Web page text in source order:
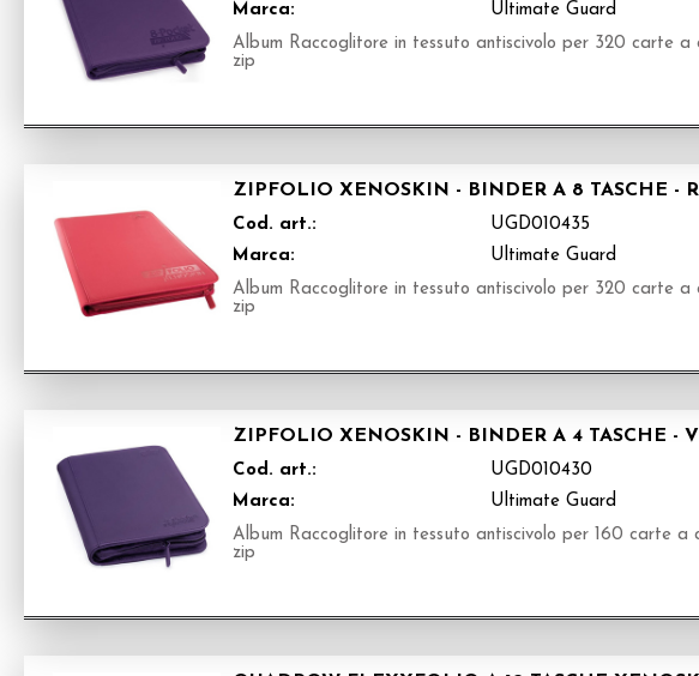
Marca:
Ultimate Guard
Album Raccoglitore in tessuto antiscivolo per 320 carte a
zip
ZIPFOLIO XENOSKIN - BINDER A 8 TASCHE -
Cod. art.:
UGD010435
Marca:
Ultimate Guard
Album Raccoglitore in tessuto antiscivolo per 320 carte a
zip
ZIPFOLIO XENOSKIN - BINDER A 4 TASCHE -
Cod. art.:
UGD010430
Marca:
Ultimate Guard
Album Raccoglitore in tessuto antiscivolo per 160 carte a
zip